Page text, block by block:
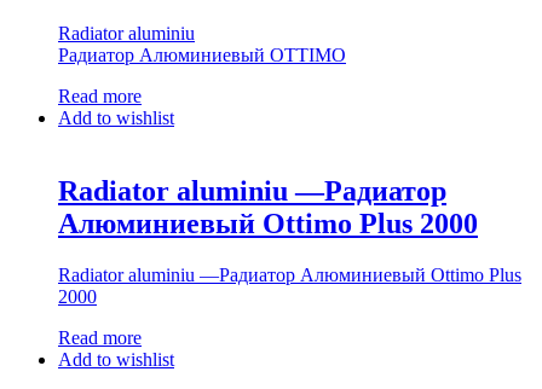
Radiator aluminiu
Радиатор Алюминиевый OTTIMO
Read more
Add to wishlist
Radiator aluminiu —Радиатор
Алюминиевый Ottimo Plus 2000
Radiator aluminiu —Радиатор Алюминиевый Ottimo Plus
2000
Read more
Add to wishlist